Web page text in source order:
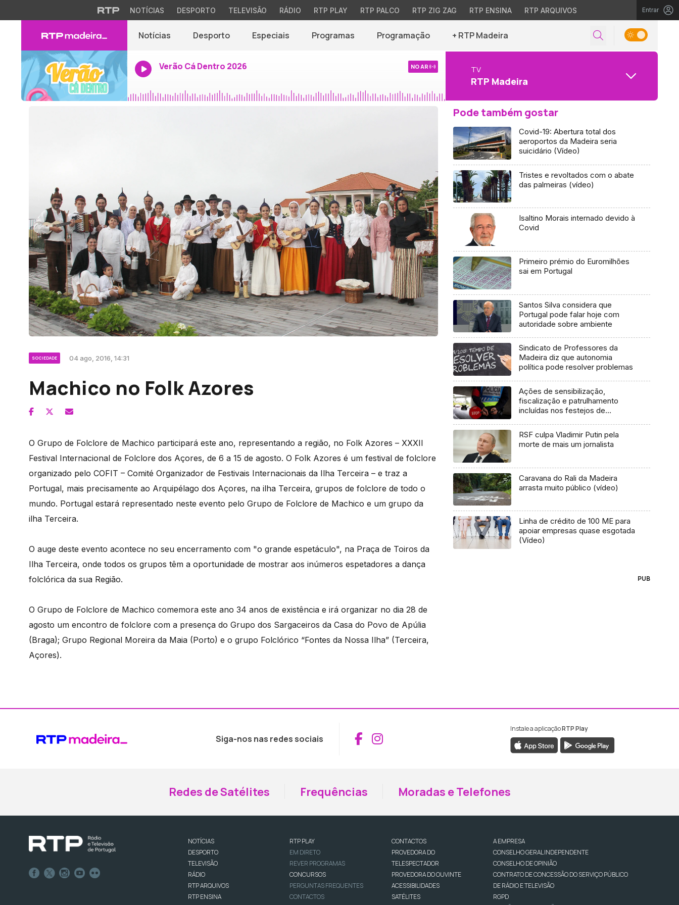
NOTÍCIAS DESPORTO TELEVISÃO RÁDIO RTP PLAY RTP PALCO RTP ZIG ZAG RTP ENSINA RTP ARQUIVOS Entrar
Notícias Desporto Especiais Programas Programação + RTP Madeira
Verão Cá Dentro 2026 NO AR TV
RTP Madeira
SOCIEDADE 04 ago, 2016, 14:31
Machico no Folk Azores
O Grupo de Folclore de Machico participará este ano, representando a região, no Folk Azores – XXXII
Festival Internacional de Folclore dos Açores, de 6 a 15 de agosto. O Folk Azores é um festival de folclore
organizado pelo COFIT – Comité Organizador de Festivais Internacionais da Ilha Terceira – e traz a
Portugal, mais precisamente ao Arquipélago dos Açores, na ilha Terceira, grupos de folclore de todo o
mundo. Portugal estará representado neste evento pelo Grupo de Folclore de Machico e um grupo da
ilha Terceira.
O auge deste evento acontece no seu encerramento com "o grande espetáculo", na Praça de Toiros da
Ilha Terceira, onde todos os grupos têm a oportunidade de mostrar aos inúmeros espetadores a dança
folclórica da sua Região.
O Grupo de Folclore de Machico comemora este ano 34 anos de existência e irá organizar no dia 28 de
agosto um encontro de folclore com a presença do Grupo dos Sargaceiros da Casa do Povo de Apúlia
(Braga); Grupo Regional Moreira da Maia (Porto) e o grupo Folclórico “Fontes da Nossa Ilha” (Terceira,
Açores).
Pode também gostar
Covid-19: Abertura total dos
aeroportos da Madeira seria
suicidário (Vídeo)
Tristes e revoltados com o abate
das palmeiras (vídeo)
Isaltino Morais internado devido à
Covid
Primeiro prémio do Euromilhões
sai em Portugal
Santos Silva considera que
Portugal pode falar hoje com
autoridade sobre ambiente
Sindicato de Professores da
Madeira diz que autonomia
política pode resolver problemas
Ações de sensibilização,
fiscalização e patrulhamento
incluídas nos festejos de
RSF culpa Vladimir Putin pela
morte de mais um jornalista
Caravana do Rali da Madeira
arrasta muito público (vídeo)
Linha de crédito de 100 ME para
apoiar empresas quase esgotada
(Vídeo)
PUB
Siga-nos nas redes sociais Aceder ao Facebook da RTP Madeira
Aceder ao Instagram da RTP Madeira
Instale a aplicaçãoRTP Play
Redes de Satélites Frequências Moradas e Telefones
NOTÍCIAS
DESPORTO
TELEVISÃO
RÁDIO
RTP ARQUIVOS
RTP ENSINA
RTP PLAY
EM DIRETO
REVER PROGRAMAS
CONCURSOS
PERGUNTAS FREQUENTES
CONTACTOS
CONTACTOS
PROVEDORA DO
TELESPECTADOR
PROVEDORA DO OUVINTE
ACESSIBILIDADES
SATÉLITES
A EMPRESA
CONSELHO GERAL INDEPENDENTE
CONSELHO DE OPINIÃO
CONTRATO DE CONCESSÃO DO SERVIÇO PÚBLICO
DE RÁDIO E TELEVISÃO
RGPD